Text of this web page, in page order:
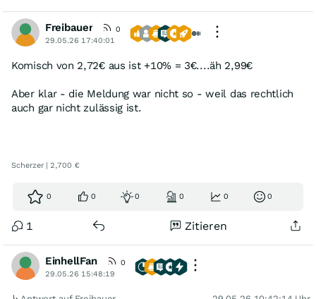
Freibauer
0
29.05.26 17:40:01
Komisch von 2,72€ aus ist +10% = 3€....äh 2,99€
Aber klar - die Meldung war nicht so - weil das rechtlich
auch gar nicht zulässig ist.
Scherzer | 2,700 €
0 0 0 0 0 0
1 Zitieren
EinhellFan
0
29.05.26 15:48:19